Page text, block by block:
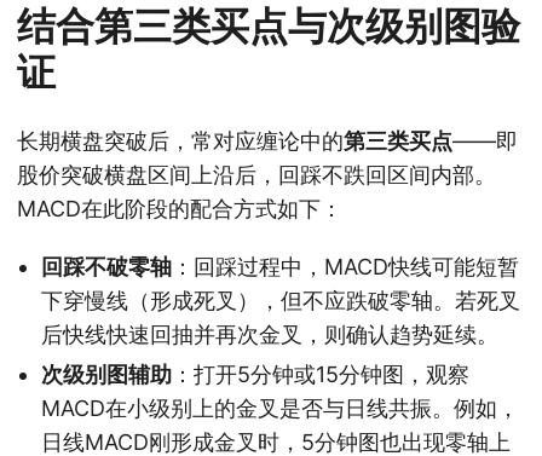
结合第三类买点与次级别图验
证
长期横盘突破后，常对应缠论中的第三类买点——即
股价突破横盘区间上沿后，回踩不跌回区间内部。
MACD在此阶段的配合方式如下：
回踩不破零轴 ：回踩过程中，MACD快线可能短暂
下穿慢线（形成死叉），但不应跌破零轴。若死叉
后快线快速回抽并再次金叉，则确认趋势延续。
次级别图辅助 ：打开5分钟或15分钟图，观察
MACD在小级别上的金叉是否与日线共振。例如，
日线MACD刚形成金叉时，5分钟图也出现零轴上